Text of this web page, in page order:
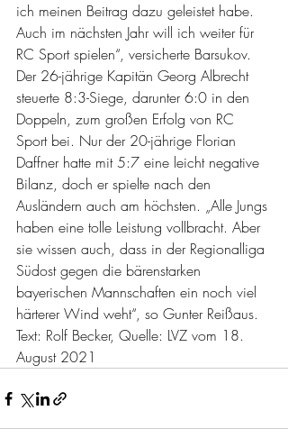
ich meinen Beitrag dazu geleistet habe.
Auch im nächsten Jahr will ich weiter für
RC Sport spielen“, versicherte Barsukov.
Der 26-jährige Kapitän Georg Albrecht
steuerte 8:3-Siege, darunter 6:0 in den
Doppeln, zum großen Erfolg von RC
Sport bei. Nur der 20-jährige Florian
Daffner hatte mit 5:7 eine leicht negative
Bilanz, doch er spielte nach den
Ausländern auch am höchsten. „Alle Jungs
haben eine tolle Leistung vollbracht. Aber
sie wissen auch, dass in der Regionalliga
Südost gegen die bärenstarken
bayerischen Mannschaften ein noch viel
härterer Wind weht“, so Gunter Reißaus.
Text: Rolf Becker, Quelle: LVZ vom 18.
August 2021